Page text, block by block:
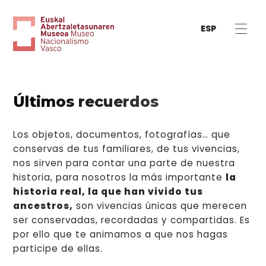
ESP
Últimos recuerdos
Los objetos, documentos, fotografías… que
conservas de tus familiares, de tus vivencias,
nos sirven para contar una parte de nuestra
historia, para nosotros la más importante la
historia real, la que han vivido tus
ancestros, son vivencias únicas que merecen
ser conservadas, recordadas y compartidas. Es
por ello que te animamos a que nos hagas
participe de ellas.
1 / 13
Jugadores de cesta a
punta en Milán
3 / 13
Tapiz con el escudo de
4 / 13
Concurso regional de
bandas de música civiles
5 / 13
6 / 13
7 / 13
9 / 13
10 / 13
11 / 13
Invitación a las bodas de
12 / 13